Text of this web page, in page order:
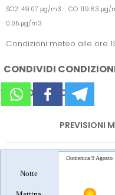
SO2: 49.07 μg/m3 CO: 119.63
0.05 μg/m3
Condizioni meteo alle ore
CONDIVIDI
TEMPO SUI SOCIAL
PREVISIONI
Notte
Domenica 9 Agosto